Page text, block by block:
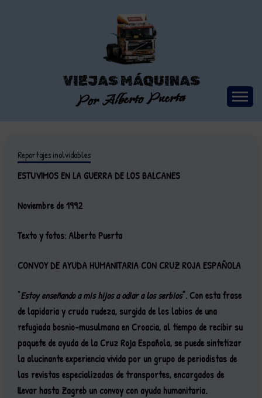
VIEJAS MÁQUINAS
Por Alberto Puerta
Reportajes inolvidables
ESTUVIMOS EN LA GUERRA DE LOS BALCANES
Noviembre de 1992
Texto y fotos: Alberto Puerta
CONVOY DE AYUDA HUMANITARIA CON CRUZ ROJA ESPAÑOLA
“Estoy enseñando a mis hijos a odiar a los serbios”. Con esta frase
de lapidaria y cruda rudeza, surgida de los labios de una
refugiada bosnio-musulmana en Croacia, al tiempo de recibir su
paquete de ayuda de la Cruz Roja Española, se puede sintetizar
la alucinante experiencia vivida por un grupo de periodistas de
las revistas especializadas de transportes, encargados de
llevar hasta Zagreb un convoy con ayuda humanitaria.